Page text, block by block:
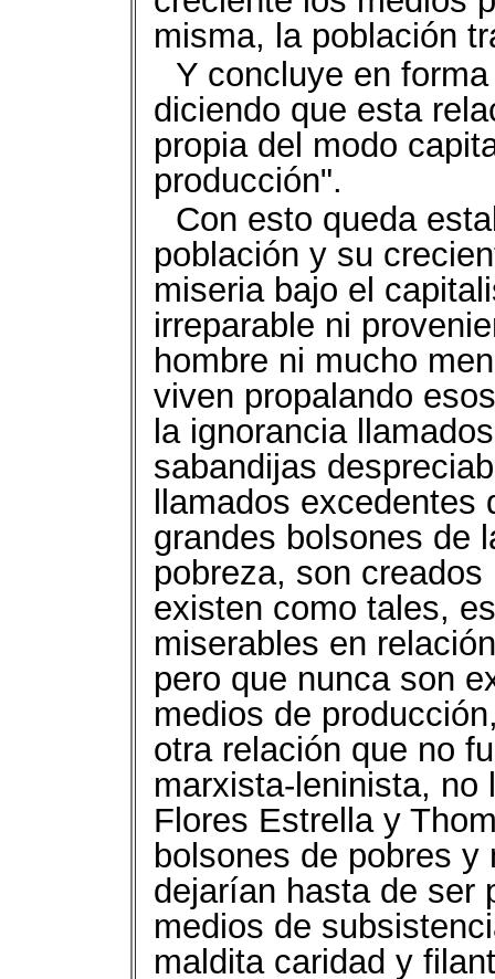
misma, la población
Y concluye en
diciendo que esta
propia del modo
producción".
Con esto queda
población y su
miseria bajo el
irreparable ni
hombre ni mucho
viven propalando
la ignorancia
sabandijas
llamados
grandes bolsones de
pobreza, son
existen como tales,
miserables en
pero que nunca son
medios de
otra relación que no
marxista-leninista, no
Flores Estrella y
bolsones de pobres
dejarían hasta de ser
medios de
maldita caridad y